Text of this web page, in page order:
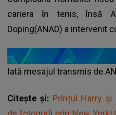
cariera în tenis, însă
Doping(ANAD) a intervenit
Iată mesajul transmis de
Citește și: Prințul Harry și